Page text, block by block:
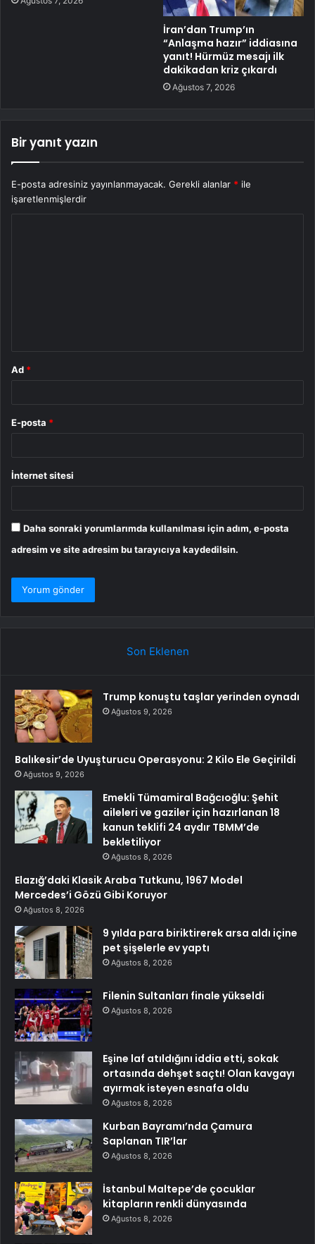
İran’dan Trump’ın
“Anlaşma hazır” iddiasına
yanıt! Hürmüz mesajı ilk
dakikadan kriz çıkardı
Ağustos 7, 2026
Bir yanıt yazın
E-posta adresiniz yayınlanmayacak. Gerekli alanlar * ile
işaretlenmişlerdir
Ad *
E-posta *
İnternet sitesi
Daha sonraki yorumlarımda kullanılması için adım, e-posta
adresim ve site adresim bu tarayıcıya kaydedilsin.
Son Eklenen
Trump konuştu taşlar yerinden oynadı
Ağustos 9, 2026
Balıkesir’de Uyuşturucu Operasyonu: 2 Kilo Ele Geçirildi
Ağustos 9, 2026
Emekli Tümamiral Bağcıoğlu: Şehit
aileleri ve gaziler için hazırlanan 18
kanun teklifi 24 aydır TBMM’de
bekletiliyor
Ağustos 8, 2026
Elazığ’daki Klasik Araba Tutkunu, 1967 Model
Mercedes’i Gözü Gibi Koruyor
Ağustos 8, 2026
9 yılda para biriktirerek arsa aldı içine
pet şişelerle ev yaptı
Ağustos 8, 2026
Filenin Sultanları finale yükseldi
Ağustos 8, 2026
Eşine laf atıldığını iddia etti, sokak
ortasında dehşet saçtı! Olan kavgayı
ayırmak isteyen esnafa oldu
Ağustos 8, 2026
Kurban Bayramı’nda Çamura
Saplanan TIR’lar
Ağustos 8, 2026
İstanbul Maltepe’de çocuklar
kitapların renkli dünyasında
Ağustos 8, 2026